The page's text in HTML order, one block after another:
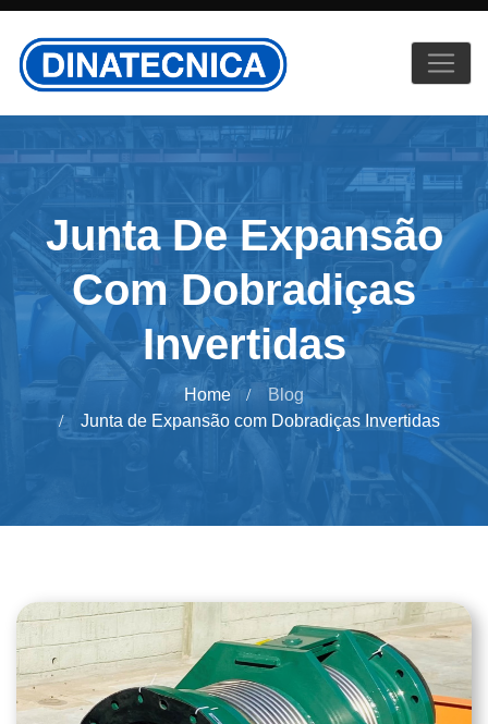
Junta De Expansão
Com Dobradiças
Invertidas
Home
Blog
Junta de Expansão com Dobradiças Invertidas